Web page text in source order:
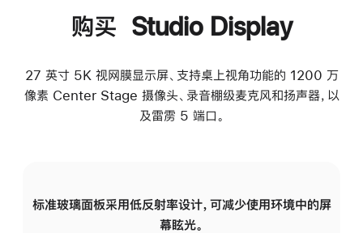
购买 Studio Display
27 英寸 5K 视网膜显示屏、支持桌上视角功能的 1200 万
像素 Center Stage 摄像头、录音棚级麦克风和扬声器，以
及雷雳 5 端口。
标准玻璃面板采用低反射率设计，可减少使用环境中的屏
幕眩光。